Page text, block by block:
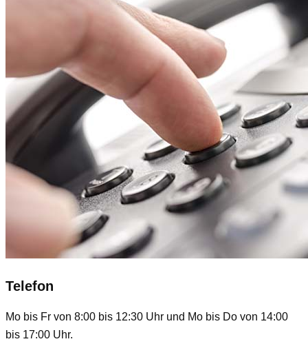
Telefon
Mo bis Fr von 8:00 bis 12:30 Uhr und Mo bis Do von 14:00
bis 17:00 Uhr.